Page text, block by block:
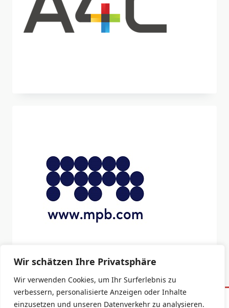
Wir schätzen Ihre Privatsphäre
Wir verwenden Cookies, um Ihr Surferlebnis zu
verbessern, personalisierte Anzeigen oder Inhalte
einzusetzen und unseren Datenverkehr zu analysieren.
Impressum Datenschutzerklärung